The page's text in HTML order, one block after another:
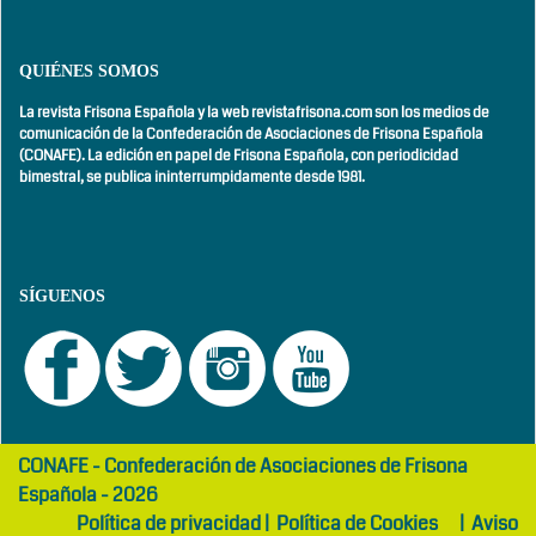
QUIÉNES SOMOS
La revista Frisona Española y la web revistafrisona.com son los medios de
comunicación de la Confederación de Asociaciones de Frisona Española
(CONAFE). La edición en papel de Frisona Española, conperiodicidad
bimestral,se publica ininterrumpidamente desde 1981.
SÍGUENOS
girls
abaya
maltepe
otelCONAFE - Confederación de Asociaciones de Frisona
Española - 2026
Política de privacidad| Política de Cookies | Aviso